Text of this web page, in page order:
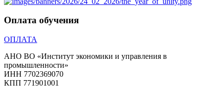
Оплата обучения
ОПЛАТА
АНО ВО «Институт экономики и управления в
промышленности»
ИНН 7702369070
КПП 771901001